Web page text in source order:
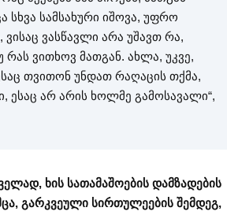
სხვა სამსახური იშოვა, უფრო
ვასწავლი არა უშავთ რა,
ვითხოვ მათგან. ახლა, უკვე,
თვითონ უნდათ რაღაცის თქმა,
ესაც არ არის ხოლმე გამოსავალი“,
ხის სათამაშოების დამზადების
გარკვეული სირთულეების შემდეგ,